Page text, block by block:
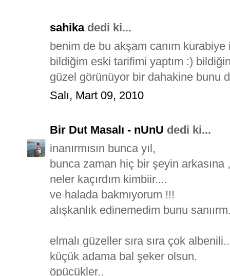
sahikadedi ki...
benim de bu akşam canım
bildiğim eski tarifimi yaptım :)
güzel görünüyor bir dahakine bunu
Salı, Mart 09, 2010
Bir Dut Masalı - nUnU dedi ki...
inanırmısın bunca yıl,
bunca zaman hiç bir şeyin arkasına
neler kaçırdım kimbiir....
ve halada bakmıyorum !!!
alışkanlık edinemedim bunu
elmalı güzeller sıra sıra çok albenili..
küçük adama bal şeker olsun.
öpücükler..